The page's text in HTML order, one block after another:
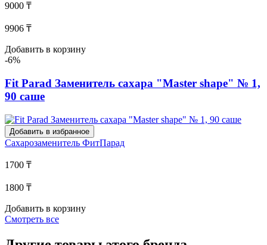
9000 ₸
9906 ₸
Добавить в корзину
-6%
Fit Parad Заменитель сахара "Master shape" № 1,
90 саше
Добавить в избранное
Сахарозаменитель ФитПарад
1700 ₸
1800 ₸
Добавить в корзину
Смотреть все